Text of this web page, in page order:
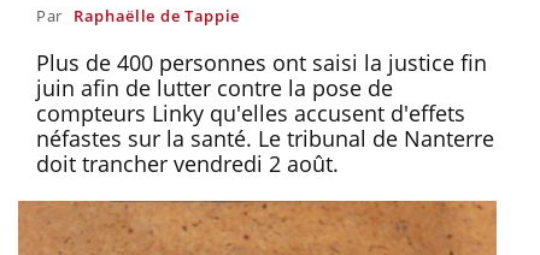
Par Raphaëlle de Tappie
Plus de 400 personnes ont saisi la justice fin
juin afin de lutter contre la pose de
compteurs Linky qu'elles accusent d'effets
néfastes sur la santé. Le tribunal de Nanterre
doit trancher vendredi 2 août.